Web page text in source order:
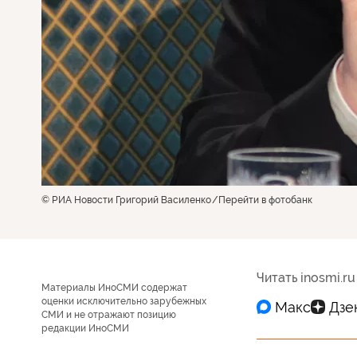
© РИА Новости Григорий Василенко Перейти в фотобанк
Материалы ИноСМИ содержат
оценки исключительно зарубежных
СМИ и не отражают позицию
редакции ИноСМИ
Читать inosmi.ru